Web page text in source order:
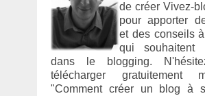
de créer Vivez-
pour apporter
et des conseils
qui souhaitent
dans le blogging.
télécharger gratuitement
"Comment créer un blog à